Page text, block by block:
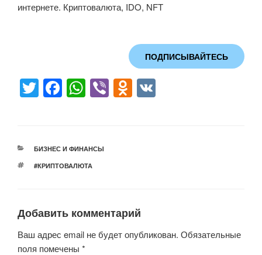
интернете. Криптовалюта, IDO, NFT
ПОДПИСЫВАЙТЕСЬ
T
er
F
e
b
k
W
s
A
Vi O
ni
ki
РУБРИКИ
БИЗНЕС И ФИНАНСЫ
МЕТКИ
#КРИПТОВАЛЮТА
Добавить комментарий
Ваш адрес email не будет опубликован. Обязательные
поля помечены *